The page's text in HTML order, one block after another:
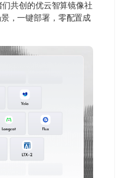
共创的优云智算镜像社
，一键部署，零配置成